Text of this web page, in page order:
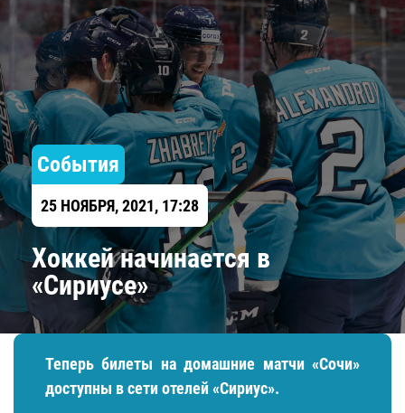
События
25 НОЯБРЯ, 2021, 17:28
Хоккей начинается в
«Сириусе»
Теперь билеты на домашние матчи «Сочи»
доступны в сети отелей «Сириус».